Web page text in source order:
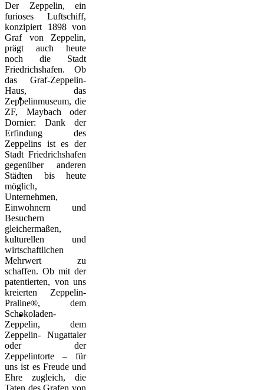
Der Zeppelin, ein
furioses Luftschiff,
konzipiert 1898 von
Graf von Zeppelin,
prägt auch heute
noch die Stadt
Friedrichshafen. Ob
das Graf-Zeppelin-
Haus, das
Zeppelinmuseum, die
ZF, Maybach oder
Dornier: Dank der
Erfindung des
Zeppelins ist es der
Stadt Friedrichshafen
gegenüber anderen
Städten bis heute
möglich,
Unternehmen,
Einwohnern und
Besuchern
gleichermaßen,
kulturellen und
wirtschaftlichen
Mehrwert zu
schaffen. Ob mit der
patentierten, von uns
kreierten Zeppelin-
Praline®, dem
Schokoladen-
Zeppelin, dem
Zeppelin- Nugattaler
oder der
Zeppelintorte – für
uns ist es Freude und
Ehre zugleich, die